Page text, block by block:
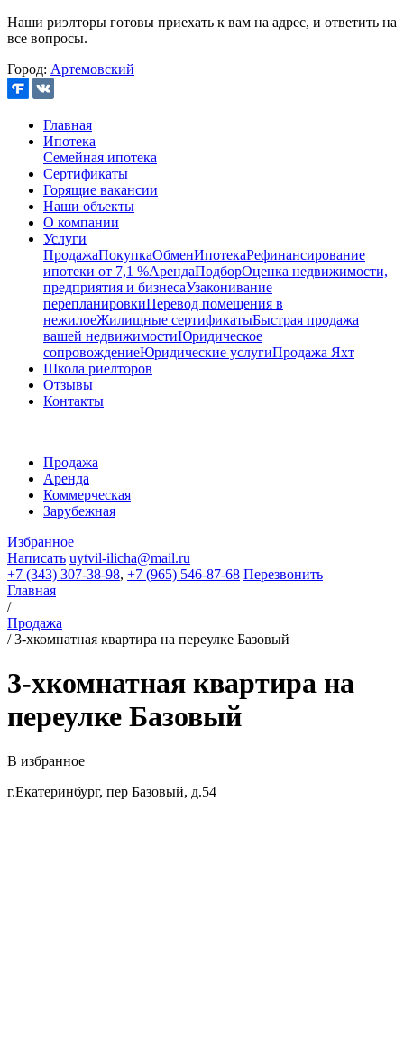
Наши риэлторы готовы приехать к вам на адрес, и ответить на
все вопросы.
Город: Артемовский
Главная
Ипотека
Семейная ипотека
Сертификаты
Горящие вакансии
Наши объекты
О компании
Услуги
ПродажаПокупкаОбменИпотекаРефинансирование
ипотеки от 7,1 %АрендаПодборОценка недвижимости,
предприятия и бизнесаУзаконивание
перепланировкиПеревод помещения в
нежилоеЖилищные сертификатыБыстрая продажа
вашей недвижимостиЮридическое
сопровождениеЮридические услугиПродажа Яхт
Школа риелторов
Отзывы
Контакты
Продажа
Аренда
Коммерческая
Зарубежная
Избранное
Написать uytvil-ilicha@mail.ru
+7 (343) 307-38-98, +7 (965) 546-87-68 Перезвонить
Главная
/
Продажа
/3-хкомнатная квартира на переулке Базовый
3-хкомнатная квартира на
переулке Базовый
В избранное
г.Екатеринбург, пер Базовый, д.54